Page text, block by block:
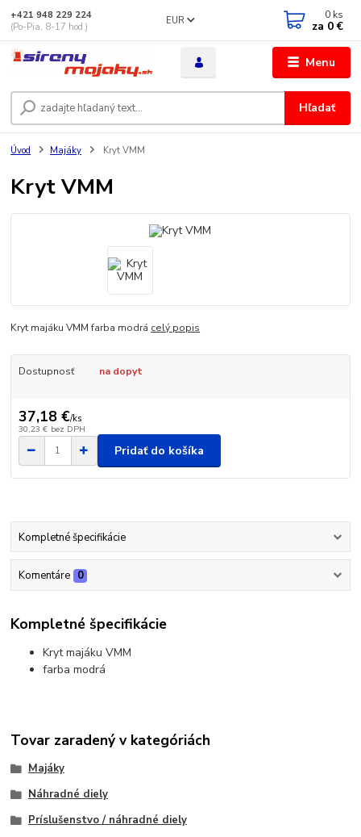
Menu
EUR
Hľadať
+421 948 229 224
(Po-Pia, 8-17 hod.)
0 ks
za 0 €
Úvod Majáky Kryt VMM
Kryt VMM
Kryt majáku VMM farba modrá celý popis
Dostupnosť na dopyt
37,18 €/ks
30,23 € bez DPH
Pridať do košíka
Kompletné špecifikácie
Komentáre 0
Kompletné špecifikácie
Kryt majáku VMM
farba modrá
Tovar zaradený v kategóriách
Majáky
Náhradné diely
Príslušenstvo / náhradné diely